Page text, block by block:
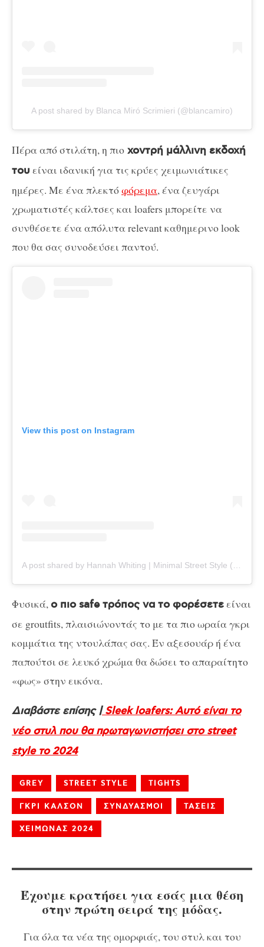
A post shared by Blanca Miró Scrimieri (@blancamiro)
Πέρα από στιλάτη, η πιο χοντρή μάλλινη εκδοχή
του είναι ιδανική για τις κρύες χειμωνιάτικες
ημέρες. Με ένα πλεκτόφόρεμα, ένα ζευγάρι
χρωματιστές κάλτσες και loafers μπορείτε να
συνθέσετε ένα απόλυτα relevant καθημερινο look
που θα σας συνοδεύσει παντού.
View this post on Instagram
Φυσικά,ο πιο safe τρόπος να το φορέσετεείναι
σε groutfits, πλαισιώνοντάς το με τα πιο ωραία γκρι
κομμάτια της ντουλάπας σας. Έν αξεσουάρ ή ένα
παπούτσι σε λευκό χρώμα θα δώσει το απαραίτητο
«φως» στην εικόνα.
Διαβάστε επίσης |Sleek loafers: Αυτό είναι το
νέο στυλ που θα πρωταγωνιστήσει στο street
style το 2024
GREY STREET STYLE TIGHTS
ΓΚΡΙ ΚΑΛΣΟΝ ΣΥΝΔΥΑΣΜΟΙ ΤΑΣΕΙΣ
ΧΕΙΜΩΝΑΣ 2024
Έχουμε κρατήσει για εσάς μια θέση
στην πρώτη σειρά της μόδας.
Για όλα τα νέα της ομορφιάς, του στυλ και του